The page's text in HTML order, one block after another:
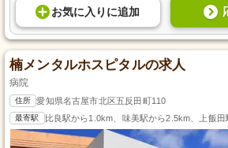
お気に入り に追加
楠メンタルホスピタルの求人
病院
住所 愛知県名古屋市北区五反田町110
最寄駅 比良駅から1.0km、味美駅から2.5km、上飯